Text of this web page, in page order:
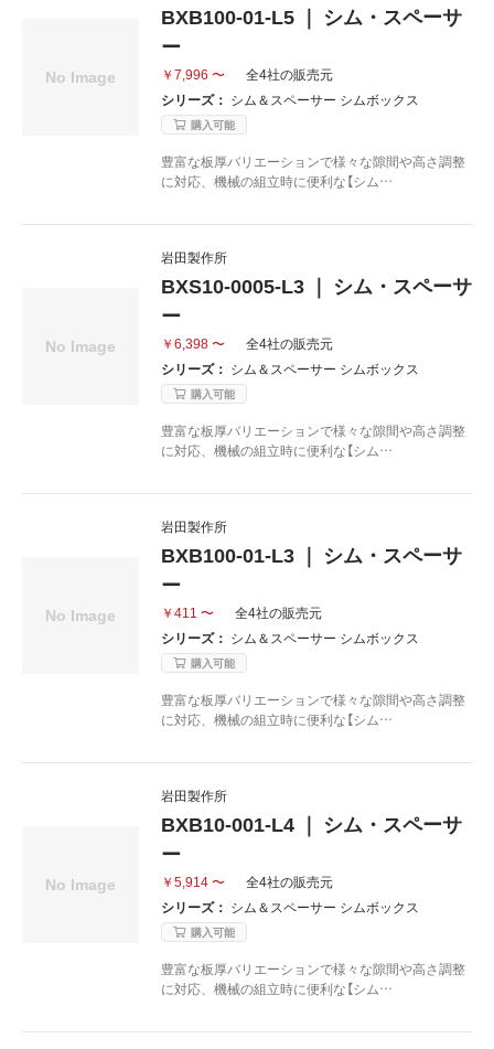
BXB100-01-L5 ｜ シム・スペーサ
ー
￥7,996 〜
全4社の販売元
シリーズ： シム＆スペーサー シムボックス
購入可能
豊富な板厚バリエーションで様々な隙間や高さ調整
に対応、機械の組立時に便利な【シム…
岩田製作所
BXS10-0005-L3 ｜ シム・スペーサ
ー
￥6,398 〜
全4社の販売元
シリーズ： シム＆スペーサー シムボックス
購入可能
豊富な板厚バリエーションで様々な隙間や高さ調整
に対応、機械の組立時に便利な【シム…
岩田製作所
BXB100-01-L3 ｜ シム・スペーサ
ー
￥411 〜
全4社の販売元
シリーズ： シム＆スペーサー シムボックス
購入可能
豊富な板厚バリエーションで様々な隙間や高さ調整
に対応、機械の組立時に便利な【シム…
岩田製作所
BXB10-001-L4 ｜ シム・スペーサ
ー
￥5,914 〜
全4社の販売元
シリーズ： シム＆スペーサー シムボックス
購入可能
豊富な板厚バリエーションで様々な隙間や高さ調整
に対応、機械の組立時に便利な【シム…